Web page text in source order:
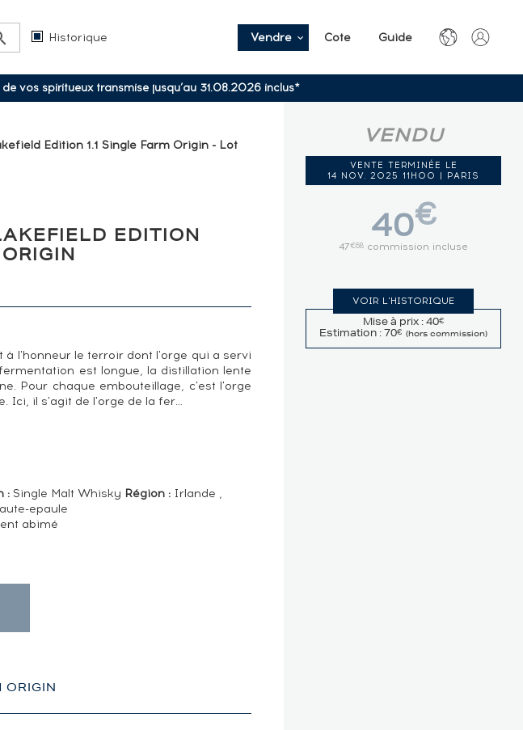
Historique Vendre Cote Guide
vos spiritueux transmise jusqu’au 31.08.2026 inclus*
Edition 1.1 Single Farm Origin - Lot
EDITION
l'honneur le terroir dont l'orge qui a servi
est longue, la distillation lente
Pour chaque embouteillage, c'est l'orge
Ici, il s'agit de l'orge de la fer…
:Single Malt Whisky Région : Irlande ,
epaule
abimé
ORIGIN
VENDU
VENTE TERMINÉE LE
14 NOV. 2025 11H00 | PARIS
40€
47€68 commission incluse
VOIR L'HISTORIQUE
Mise à prix : 40€
Estimation : 70€ (hors commission)